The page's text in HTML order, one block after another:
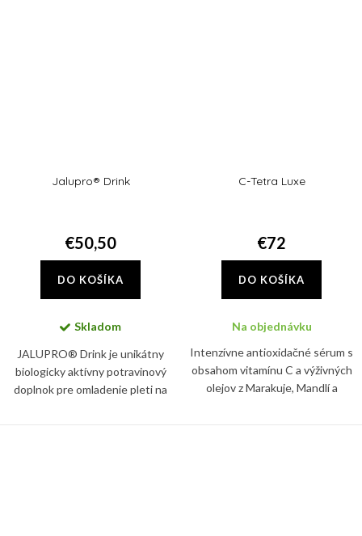
Jalupro® Drink
€50,50
DO KOŠÍKA
Skladom
JALUPRO® Drink je unikátny
biologicky aktívny potravinový
doplnok pre omladenie pleti na
C-Tetra Luxe
€72
DO KOŠÍKA
Na objednávku
Intenzívne antioxidačné sérum s
obsahom vitamínu C a výživných
olejov z Marakuje, Mandlí a